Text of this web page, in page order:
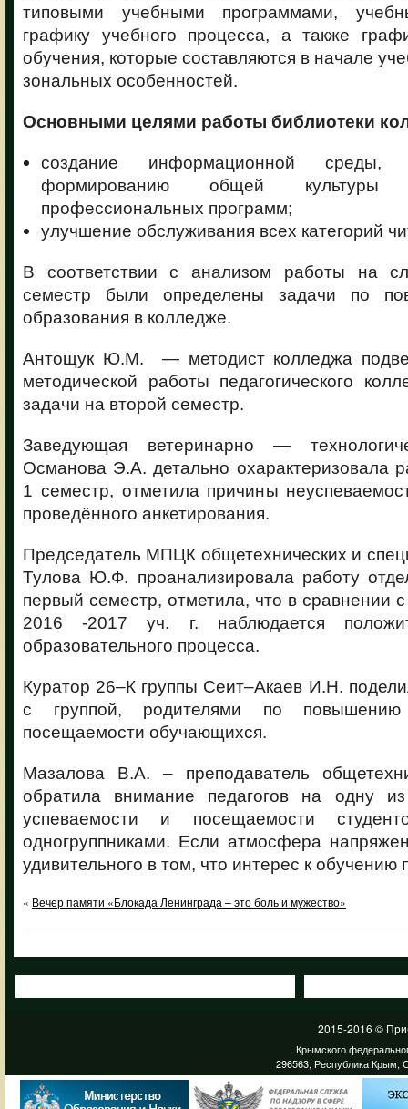
типовыми учебными программами,
графику учебного процесса, а также
обучения, которые составляются в начале
зональных особенностей.
Основными целями работы библиотеки
создание информационной среды,
формированию общей
профессиональных программ;
улучшение обслуживания всех категорий
В соответствии с анализом работы на
семестр были определены задачи по
образования в колледже.
Антощук Ю.М. — методист колледжа
методической работы педагогического
задачи на второй семестр.
Заведующая ветеринарно —
Османова Э.А. детально охарактеризовала
1 семестр, отметила причины
проведённого анкетирования.
Председатель МПЦК общетехнических и
Тулова Ю.Ф. проанализировала работу
первый семестр, отметила, что в сравнении
2016 -2017 уч. г. наблюдается
образовательного процесса.
Куратор 26–К группы Сеит–Акаев И.Н.
с группой, родителями по
посещаемости обучающихся.
Мазалова В.А. – преподаватель
обратила внимание педагогов на одну
успеваемости и посещаемости
одногруппниками. Если атмосфера
удивительного в том, что интерес к обучению
« Вечер памяти «Блокада Ленинграда – это боль и мужество»
2015-2016 ©
Крымского
296563, Республика Крым,